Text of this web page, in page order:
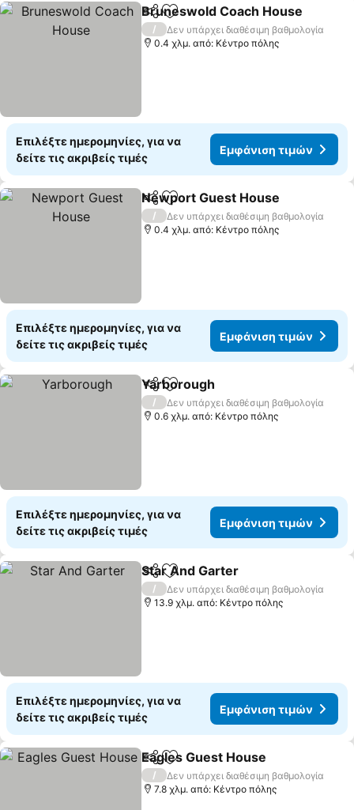
Κοινοποίηση
Προσθήκη στα αγαπημένα
Bruneswold Coach House
/
Δεν υπάρχει διαθέσιμη βαθμολογία
0.4 χλμ. από: Κέντρο πόλης
Επιλέξτε ημερομηνίες, για να
δείτε τις ακριβείς τιμές
Εμφάνιση τιμών
Κοινοποίηση
Προσθήκη στα αγαπημένα
Newport Guest House
/
Δεν υπάρχει διαθέσιμη βαθμολογία
0.4 χλμ. από: Κέντρο πόλης
Επιλέξτε ημερομηνίες, για να
δείτε τις ακριβείς τιμές
Εμφάνιση τιμών
Κοινοποίηση
Προσθήκη στα αγαπημένα
Yarborough
/
Δεν υπάρχει διαθέσιμη βαθμολογία
0.6 χλμ. από: Κέντρο πόλης
Επιλέξτε ημερομηνίες, για να
δείτε τις ακριβείς τιμές
Εμφάνιση τιμών
Κοινοποίηση
Προσθήκη στα αγαπημένα
Star And Garter
/
Δεν υπάρχει διαθέσιμη βαθμολογία
13.9 χλμ. από: Κέντρο πόλης
Επιλέξτε ημερομηνίες, για να
δείτε τις ακριβείς τιμές
Εμφάνιση τιμών
Κοινοποίηση
Προσθήκη στα αγαπημένα
Eagles Guest House
/
Δεν υπάρχει διαθέσιμη βαθμολογία
7.8 χλμ. από: Κέντρο πόλης